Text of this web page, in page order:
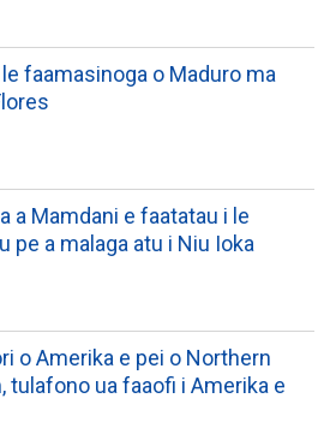
faamasinoga o Maduro ma
a Mamdani e faatatau i le
pe a malaga atu i Niu Ioka
o Amerika e pei o Northern
tulafono ua faaofi i Amerika e